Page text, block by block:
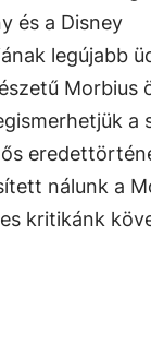
és a Disney
legújabb
Morbius
a
nálunk a
kritikánk